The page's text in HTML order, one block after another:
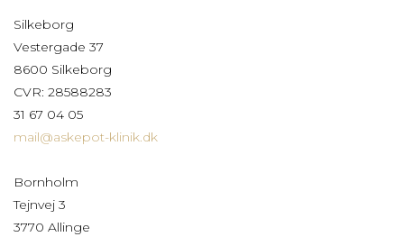
Silkeborg
Vestergade 37
8600 Silkeborg
CVR: 28588283
31 67 04 05
mail@askepot-klinik.dk
Bornholm
Tejnvej 3
3770 Allinge